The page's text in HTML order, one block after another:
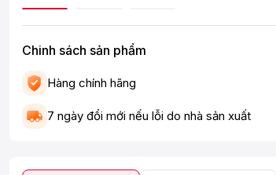
Chinh sách sản phẩm
Hàng chính hãng
7 ngày đổi mới nếu lỗi do nhà sản xuất